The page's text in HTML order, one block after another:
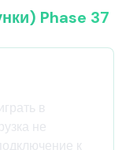
Phase 37
в
не
к